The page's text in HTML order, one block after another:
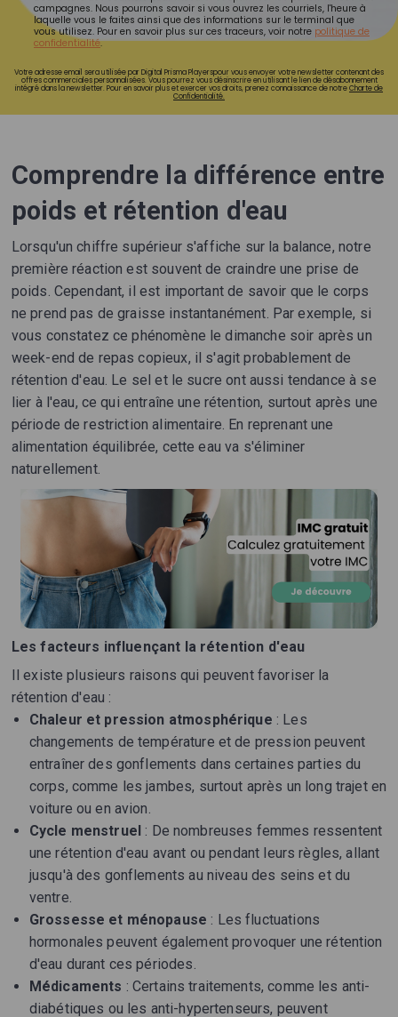
campagnes. Nous pourrons savoir si vous ouvrez les courriels, l'heure à
laquelle vous le faites ainsi que des informations sur le terminal que
vous utilisez. Pour en savoir plus sur ces traceurs, voir notre politique de
confidentialité.
Votre adresse email sera utilisée par Digital Prisma Playerspour vous envoyer votre newsletter contenant des
offres commerciales personnalisées. Vous pourrez vous désinscrire en utilisant le lien de désabonnement
intégré dans la newsletter. Pour en savoir plus et exercer vos droits, prenez connaissance de notreCharte de
Confidentialité.
Comprendre la différence entre
poids et rétention d'eau
Lorsqu'un chiffre supérieur s'affiche sur la balance, notre
première réaction est souvent de craindre une prise de
poids. Cependant, il est important de savoir que le corps
ne prend pas de graisse instantanément. Par exemple, si
vous constatez ce phénomène le dimanche soir après un
week-end de repas copieux, il s'agit probablement de
rétention d'eau. Le sel et le sucre ont aussi tendance à se
lier à l'eau, ce qui entraîne une rétention, surtout après une
période de restriction alimentaire. En reprenant une
alimentation équilibrée, cette eau va s'éliminer
naturellement.
Les facteurs influençant la rétention d'eau
Il existe plusieurs raisons qui peuvent favoriser la
rétention d'eau :
Chaleur et pression atmosphérique : Les
changements de température et de pression peuvent
entraîner des gonflements dans certaines parties du
corps, comme les jambes, surtout après un long trajet en
voiture ou en avion.
Cycle menstruel : De nombreuses femmes ressentent
une rétention d'eau avant ou pendant leurs règles, allant
jusqu'à des gonflements au niveau des seins et du
ventre.
Grossesse et ménopause : Les fluctuations
hormonales peuvent également provoquer une rétention
d'eau durant ces périodes.
Médicaments : Certains traitements, comme les anti-
diabétiques ou les anti-hypertenseurs, peuvent